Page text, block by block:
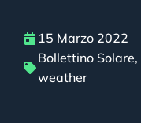
15 Marzo 2022
Bollettino Solare,
weather